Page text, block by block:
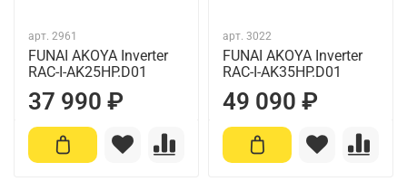
арт. 2961
FUNAI AKOYA Inverter
RAC-I-AK25HP.D01
37 990 ₽
арт. 3022
FUNAI AKOYA Inverter
RAC-I-AK35HP.D01
49 090 ₽